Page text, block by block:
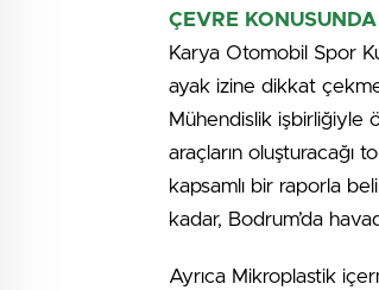
ÇEVRE
Karya Otomobil Spor
ayak izine dikkat
Mühendislik işbirliğiyle
araçların oluşturacağı
kapsamlı bir raporla
kadar, Bodrum’da
Ayrıca Mikroplastik